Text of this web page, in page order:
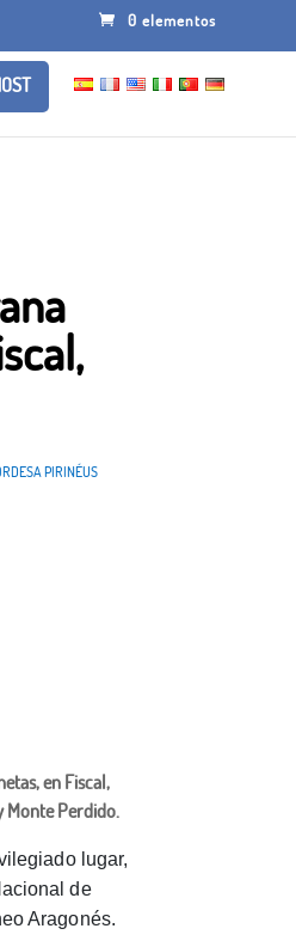
0 elementos
PIRINÉUS
en Fiscal,
Monte Perdido.
lugar,
de
Aragonés.